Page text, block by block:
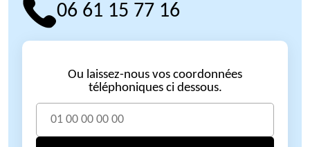
06 61 15 77 16
Ou laissez-nous vos coordonnées
téléphoniques ci dessous.